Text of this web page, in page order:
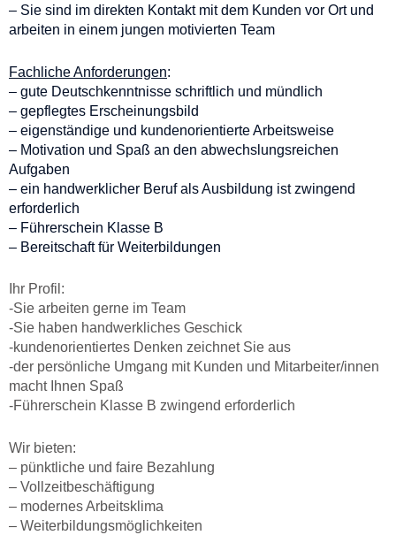
– Sie sind im direkten Kontakt mit dem Kunden vor Ort und
arbeiten in einem jungen motivierten Team
Fachliche Anforderungen:
– gute Deutschkenntnisse schriftlich und mündlich
– gepflegtes Erscheinungsbild
– eigenständige und kundenorientierte Arbeitsweise
– Motivation und Spaß an den abwechslungsreichen
Aufgaben
– ein handwerklicher Beruf als Ausbildung ist zwingend
erforderlich
– Führerschein Klasse B
– Bereitschaft für Weiterbildungen
Ihr Profil:
-Sie arbeiten gerne im Team
-Sie haben handwerkliches Geschick
-kundenorientiertes Denken zeichnet Sie aus
-der persönliche Umgang mit Kunden und Mitarbeiter/innen
macht Ihnen Spaß
-Führerschein Klasse B zwingend erforderlich
Wir bieten:
– pünktliche und faire Bezahlung
– Vollzeitbeschäftigung
– modernes Arbeitsklima
– Weiterbildungsmöglichkeiten